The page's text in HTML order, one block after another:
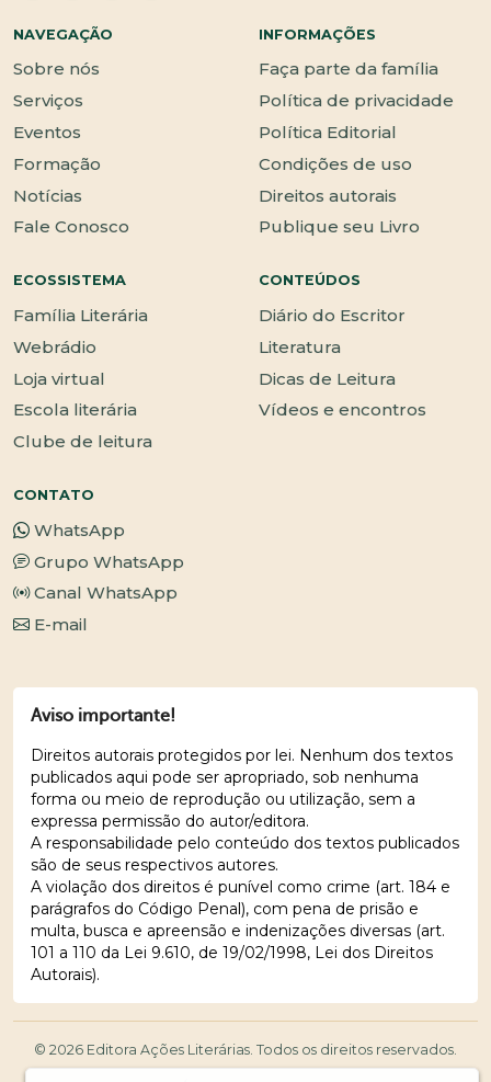
NAVEGAÇÃO
Sobre nós
Serviços
Eventos
Formação
Notícias
Fale Conosco
INFORMAÇÕES
Faça parte da família
Política de privacidade
Política Editorial
Condições de uso
Direitos autorais
Publique seu Livro
ECOSSISTEMA
Família Literária
Webrádio
Loja virtual
Escola literária
Clube de leitura
CONTEÚDOS
Diário do Escritor
Literatura
Dicas de Leitura
Vídeos e encontros
CONTATO
WhatsApp
Grupo WhatsApp
Canal WhatsApp
E-mail
Aviso importante!
Direitos autorais protegidos por lei. Nenhum dos textos
publicados aqui pode ser apropriado, sob nenhuma
forma ou meio de reprodução ou utilização, sem a
expressa permissão do autor/editora.
A responsabilidade pelo conteúdo dos textos publicados
são de seus respectivos autores.
A violação dos direitos é punível como crime (art. 184 e
parágrafos do Código Penal), com pena de prisão e
multa, busca e apreensão e indenizações diversas (art.
101 a 110 da Lei 9.610, de 19/02/1998, Lei dos Direitos
Autorais).
© 2026 Editora Ações Literárias. Todos os direitos reservados.